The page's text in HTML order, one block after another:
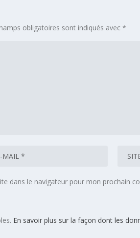
obligatoires sont indiqués avec *
dans le navigateur pour mon prochain
En savoir plus sur la façon dont les